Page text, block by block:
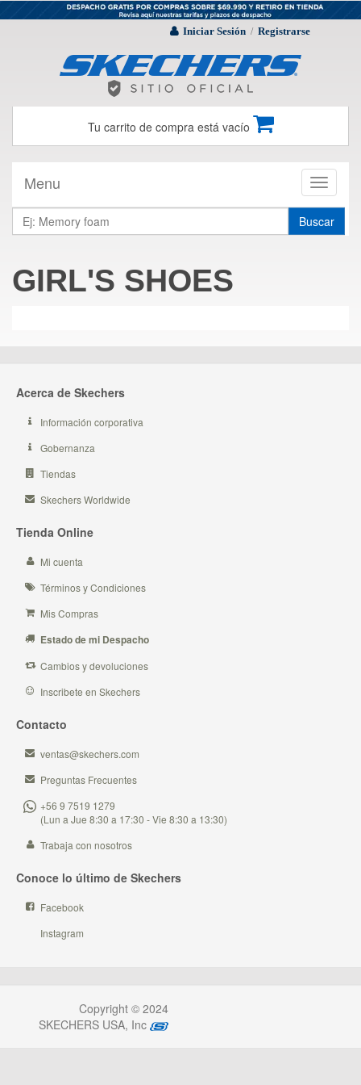
Iniciar Sesión / Registrarse
Tu carrito de compra está vacío
Toggle
Menu
Buscar
GIRL'S SHOES
Acerca de Skechers
Información corporativa
Gobernanza
Tiendas
Skechers Worldwide
Tienda Online
Mi cuenta
Términos y Condiciones
Mis Compras
Estado de mi Despacho
Cambios y devoluciones
Inscribete en Skechers
Contacto
ventas@skechers.com
Preguntas Frecuentes
+56 9 7519 1279
(Lun a Jue 8:30 a 17:30 - Vie 8:30 a 13:30)
Trabaja con nosotros
Conoce lo último de Skechers
Facebook
Instagram
Copyright © 2024
SKECHERS USA, Inc